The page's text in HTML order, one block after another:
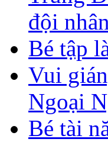
đội
Bé tập
Vui
Ngoại
Bé tài